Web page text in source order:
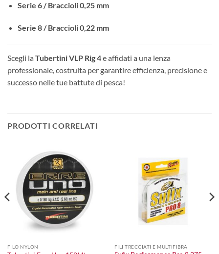
Serie 6 / Braccioli 0,25 mm
Serie 8 / Braccioli 0,22 mm
Scegli la Tubertini VLP Rig 4e affidati a una lenza
professionale, costruita per garantire efficienza, precisione e
successo nelle tue battute di pesca!
PRODOTTI CORRELATI
FILO NYLON FILI TRECCIATI E MULTIFIBRA